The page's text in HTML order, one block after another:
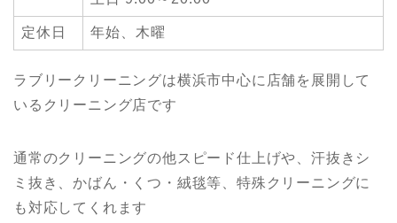
定休日 年始、木曜
ラブリークリーニングは横浜市中心に店舗を展開して
いるクリーニング店です
通常のクリーニングの他スピード仕上げや、汗抜きシ
ミ抜き、かばん・くつ・絨毯等、特殊クリーニングに
も対応してくれます